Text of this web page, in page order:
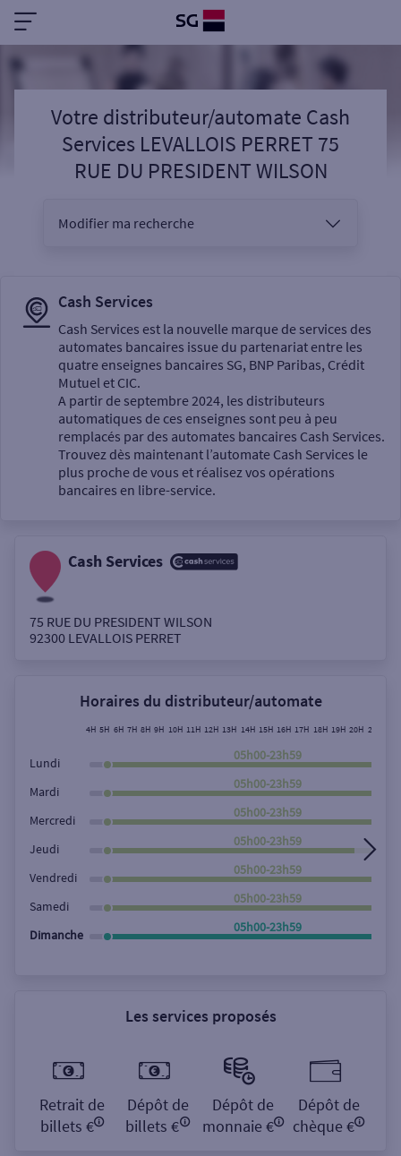
Votre distributeur/automate Cash
Services LEVALLOIS PERRET 75
RUE DU PRESIDENT WILSON
Modifier ma recherche
Sélectionnez votre recherche
Un service
Autour de moi
Rue
Rechercher
Cash Services
Cash Services est la nouvelle marque de services des
automates bancaires issue du partenariat entre les
quatre enseignes bancaires SG, BNP Paribas, Crédit
Mutuel et CIC.
A partir de septembre 2024, les distributeurs
automatiques de ces enseignes sont peu à peu
remplacés par des automates bancaires Cash Services.
Trouvez dès maintenant l’automate Cash Services le
plus proche de vous et réalisez vos opérations
bancaires en libre-service.
Cash Services
75 RUE DU PRESIDENT WILSON
92300 LEVALLOIS PERRET
Horaires du distributeur/automate
4H 5H 6H 7H 8H 9H 10H 11H 12H 13H 14H 15H 16H 17H 18H 19H 20H 21H
Lundi
05h00-23h59
Mardi
05h00-23h59
Mercredi
05h00-23h59
Jeudi
05h00-23h59
Vendredi
05h00-23h59
Samedi
05h00-23h59
Dimanche
05h00-23h59
Les services proposés
Retrait de
billets €
Dépôt de
billets €
Dépôt de
monnaie €
Dépôt de
chèque €